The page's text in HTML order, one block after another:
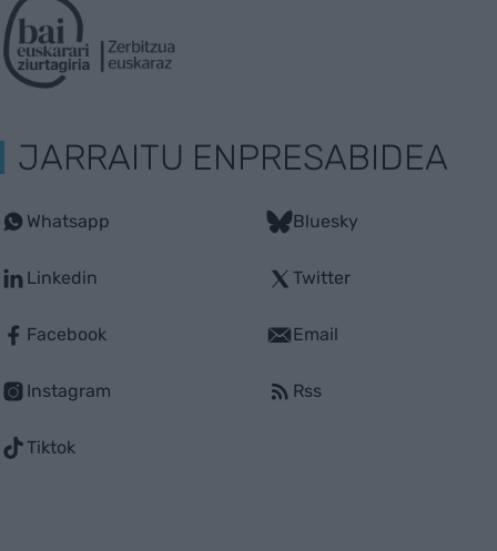
JARRAITU ENPRESABIDEA
Whatsapp
Linkedin
Facebook
Instagram
Tiktok
Bluesky
Twitter
Email
Rss